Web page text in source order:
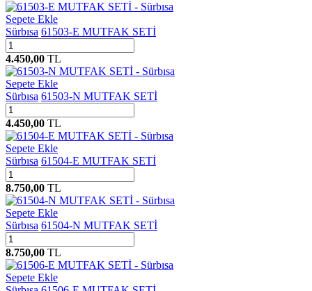
Sepete Ekle
Sürbısa 61503-E MUTFAK SETİ
4.450,00 TL
Sepete Ekle
Sürbısa 61503-N MUTFAK SETİ
4.450,00 TL
Sepete Ekle
Sürbısa 61504-E MUTFAK SETİ
8.750,00 TL
Sepete Ekle
Sürbısa 61504-N MUTFAK SETİ
8.750,00 TL
Sepete Ekle